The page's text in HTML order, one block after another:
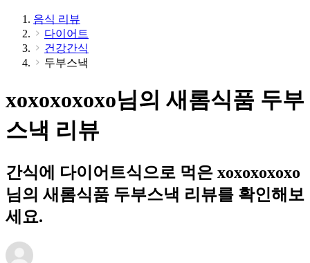
음식 리뷰
다이어트
건강간식
두부스낵
xoxoxoxoxo님의 새롬식품 두부
스낵 리뷰
간식에 다이어트식으로 먹은 xoxoxoxoxo
님의 새롬식품 두부스낵 리뷰를 확인해보
세요.